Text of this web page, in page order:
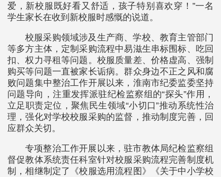
爱，新校服既好看又舒适，孩子特别喜欢穿！”一名
学生家长在收到新校服时感慨的说道。
校服采购领域涉及生产商、学校、教育主管部门
等多方主体，定制采购流程中易滋生串标围标、吃回
扣、权力寻租等问题。校服质量差、价格虚高、强制
购买等问题一直被家长诟病。群众身边不正之风和腐
败问题集中整治工作开展以来，淮南市纪委监委坚持
问题导向，注重发挥派驻纪检监察组的“探头”作用，
立足职责定位，聚焦民生领域“小切口”推动系统性治
理，强化对学校校服采购的监督，推动制度完善，回
应群众关切。
专项整治工作开展以来，驻市教体局纪检监察组
督促教体系统责任科室针对校服采购流程完善制度机
制，相继制定了《校服选用流程图》《关于中小学校